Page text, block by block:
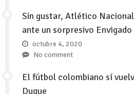
Sin gustar, Atlético
ante un sorpresivo Envigado
octubre 4, 2020
No comment
El fútbol colombiano sí
Duque